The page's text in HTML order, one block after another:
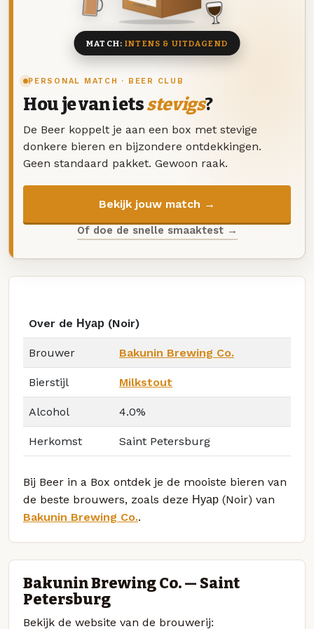
PERSONAL MATCH · BEER CLUB
Hou je van ietsstevigs?
De Beer koppelt je aan een box met stevige
donkere bieren en bijzondere ontdekkingen.
Geen standaard pakket. Gewoon raak.
Bekijk jouw match →
Of doe de snelle smaaktest →
8 BIEREN
MATCH:INTENS & UITDAGEND
Over de Нуар (Noir)
Brouwer Bakunin Brewing Co.
Bierstijl Milkstout
Alcohol 4.0%
Herkomst Saint Petersburg
Bij Beer in a Box ontdek je de mooiste bieren van
de beste brouwers, zoals deze Нуар (Noir) van
Bakunin Brewing Co..
Bakunin Brewing Co. — Saint
Petersburg
Bekijk de website van de brouwerij: